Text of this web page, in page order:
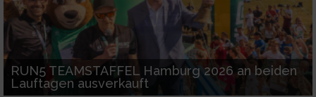
RUN5 TEAMSTAFFEL Hamburg 2026 an beiden
Lauftagen ausverkauft